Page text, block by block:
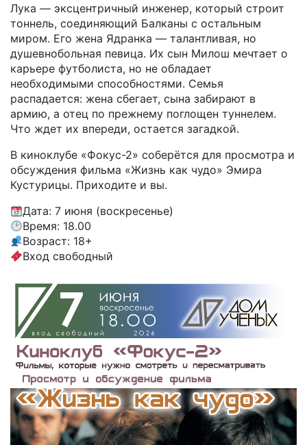
Лука — эксцентричный инженер, который строит
тоннель, соединяющий Балканы с остальным
миром. Его жена Ядранка — талантливая, но
душевнобольная певица. Их сын Милош мечтает о
карьере футболиста, но не обладает
необходимыми способностями. Семья
распадается: жена сбегает, сына забирают в
армию, а отец по прежнему поглощен туннелем.
Что ждет их впереди, остается загадкой.
В киноклубе «Фокус-2» соберётся для просмотра и
обсуждения фильма «Жизнь как чудо» Эмира
Кустурицы. Приходите и вы.
Дата: 7 июня (воскресенье)
Время: 18.00
Возраст: 18+
Вход свободный